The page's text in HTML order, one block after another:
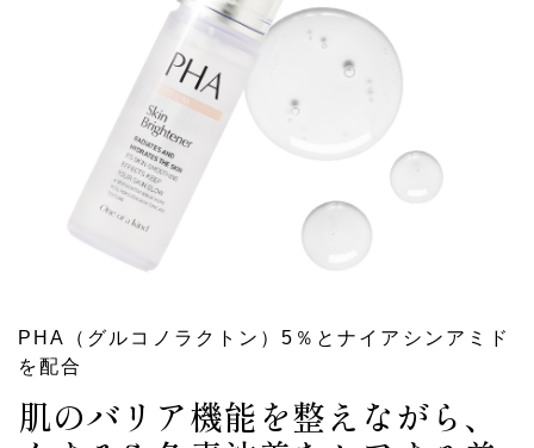
PHA（グルコノラクトン）5％とナイアシンアミド
を配合
肌のバリア機能を整えながら、